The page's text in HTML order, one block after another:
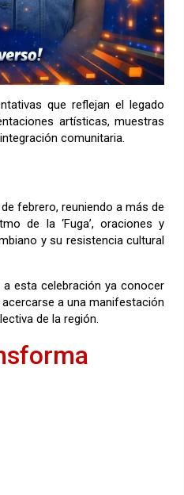
que reflejan el legado
artísticas, muestras
comunitaria.
febrero, reuniendo a más de
de la ‘Fuga’, oraciones y
y su resistencia cultural
esta celebración ya conocer
a una manifestación
de la región.